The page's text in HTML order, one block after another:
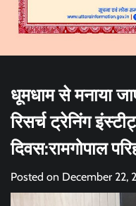
धूमधाम से मनाया
रिसर्च ट्रेनिंग
दिवस:रामगोपाल
Posted on December 22,